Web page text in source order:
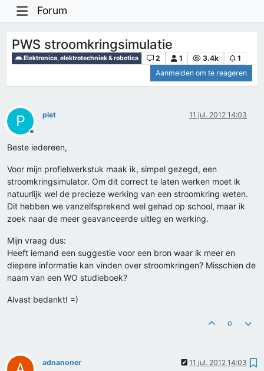
Forum
PWS stroomkringsimulatie
Elektronica, elektrotechniek & robotica 2 1 3.4k
1
Aanmelden om te reageren
P
Offline
piet 11 jul. 2012 14:03
Beste iedereen,
Voor mijn profielwerkstuk maak ik, simpel gezegd, een
stroomkringsimulator. Om dit correct te laten werken moet ik
natuurlijk wel de precieze werking van een stroomkring weten.
Dit hebben we vanzelfsprekend wel gehad op school, maar ik
zoek naar de meer geavanceerde uitleg en werking.
Mijn vraag dus:
Heeft iemand een suggestie voor een bron waar ik meer en
diepere informatie kan vinden over stroomkringen? Misschien de
naam van een WO studieboek?
Alvast bedankt! =)
0
adnanoner 11 jul. 2012 14:03